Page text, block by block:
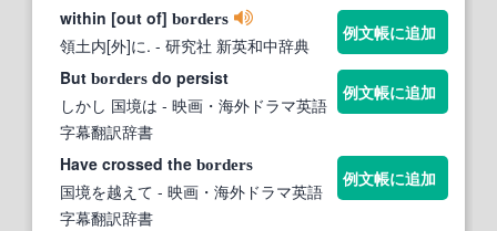
within [out of] borders
領土内[外]に. - 研究社 新英和中辞典
例文帳に追加
But borders do persist
しかし 国境は - 映画・海外ドラマ英語
字幕翻訳辞書
例文帳に追加
Have crossed the borders
国境を越えて - 映画・海外ドラマ英語
字幕翻訳辞書
例文帳に追加